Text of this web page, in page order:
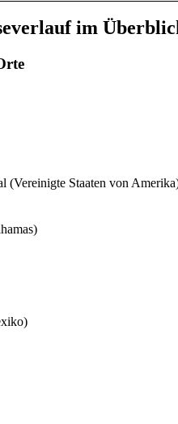
im
(Vereinigte Staaten von